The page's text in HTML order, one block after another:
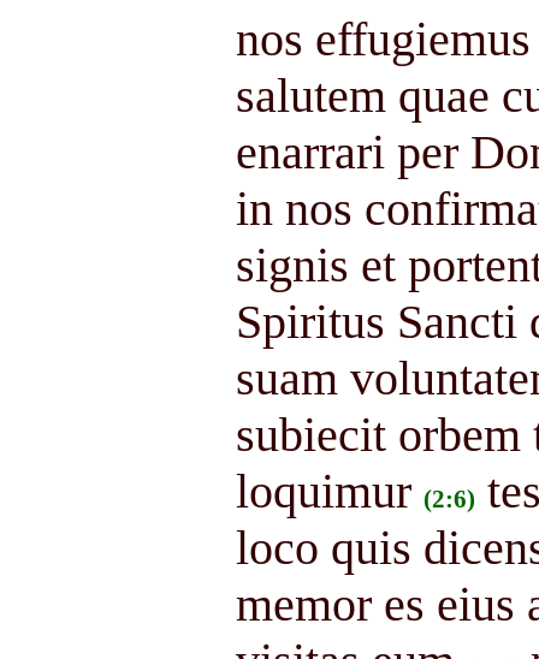
nos
salutem quae
enarrari per
in nos
signis et
Spiritus Sancti
suam
subiecit orbem
loquimur (2:6)
loco quis
memor es